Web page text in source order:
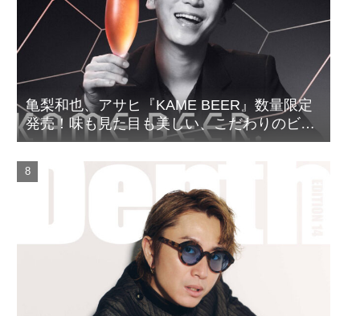
亀梨和也、アサヒ『KAME BEER』数量限定
発売！味も見た目も美しい、こだわりのビー
ルがついに完成